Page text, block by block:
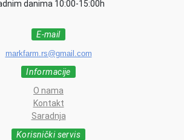
danima 10:00-15:00h
E-mail
markfarm.rs@gmail.com
Informacije
O nama
Kontakt
Saradnja
Korisnički servis